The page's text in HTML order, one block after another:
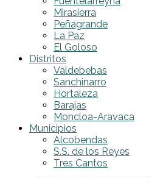
Mirasierra
Peñagrande
La Paz
El Goloso
Distritos
Valdebebas
Sanchinarro
Hortaleza
Barajas
Moncloa-Aravaca
Municipios
Alcobendas
S.S. de los Reyes
Tres Cantos